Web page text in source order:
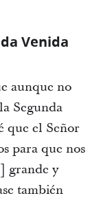
Venida
aunque no
Segunda
que el Señor
para que nos
grande y
también